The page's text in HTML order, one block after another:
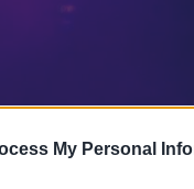
My Personal